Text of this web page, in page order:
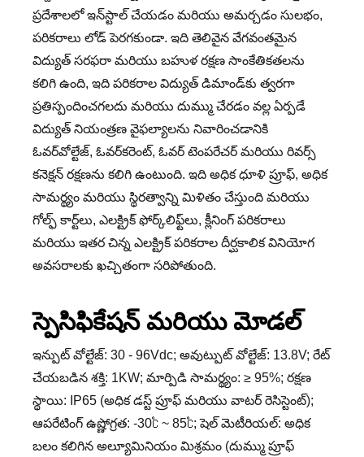
ప్రదేశాలలో ఇన్‌స్టాల్ చేయడం మరియు అమర్చడం సులభం,
పరికరాలు లోడ్ పెరగకుండా. ఇది తెలివైన వేగవంతమైన
విద్యుత్ సరఫరా మరియు బహుళ రక్షణ సాంకేతికతలను
కలిగి ఉంది, ఇది పరికరాల విద్యుత్ డిమాండ్‌కు త్వరగా
ప్రతిస్పందించగలదు మరియు దుమ్ము చేరడం వల్ల ఏర్పడే
విద్యుత్ నియంత్రణ వైఫల్యాలను నివారించడానికి
ఓవర్‌వోల్టేజ్, ఓవర్‌కరెంట్, ఓవర్ టెంపరేచర్ మరియు రివర్స్
కనెక్షన్ రక్షణను కలిగి ఉంటుంది. ఇది అధిక ధూళి ప్రూఫ్, అధిక
సామర్థ్యం మరియు స్థిరత్వాన్ని మిళితం చేస్తుంది మరియు
గోల్ఫ్ కార్ట్‌లు, ఎలక్ట్రిక్ ఫోర్క్‌లిఫ్ట్‌లు, క్లీనింగ్ పరికరాలు
మరియు ఇతర చిన్న ఎలక్ట్రిక్ పరికరాల దీర్ఘకాలిక వినియోగ
అవసరాలకు ఖచ్చితంగా సరిపోతుంది.
స్పెసిఫికేషన్ మరియు మోడల్
ఇన్పుట్ వోల్టేజ్: 30 - 96Vdc; అవుట్పుట్ వోల్టేజ్: 13.8V; రేట్
చేయబడిన శక్తి: 1KW; మార్పిడి సామర్థ్యం: ≥ 95%; రక్షణ
స్థాయి: IP65 (అధిక డస్ట్ ప్రూఫ్ మరియు వాటర్ రెసిస్టెంట్);
ఆపరేటింగ్ ఉష్ణోగ్రత: -30℃ ~ 85℃; షెల్ మెటీరియల్: అధిక
బలం కలిగిన అల్యూమినియం మిశ్రమం (దుమ్ము ప్రూఫ్